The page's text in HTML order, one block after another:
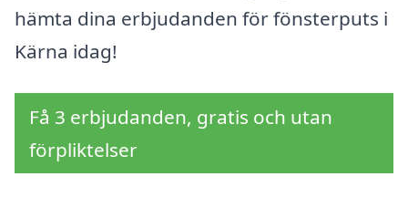
hämta dina erbjudanden för fönsterputs i
Kärna idag!
Få 3 erbjudanden, gratis och utan
förpliktelser